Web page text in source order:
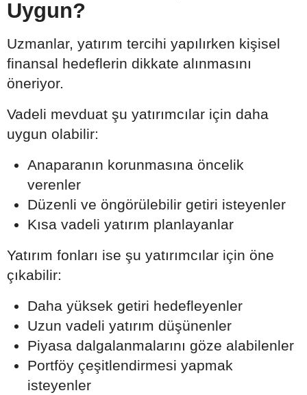
Uygun?
Uzmanlar, yatırım tercihi yapılırken kişisel
finansal hedeflerin dikkate alınmasını
öneriyor.
Vadeli mevduat şu yatırımcılar için daha
uygun olabilir:
Anaparanın korunmasına öncelik
verenler
Düzenli ve öngörülebilir getiri isteyenler
Kısa vadeli yatırım planlayanlar
Yatırım fonları ise şu yatırımcılar için öne
çıkabilir:
Daha yüksek getiri hedefleyenler
Uzun vadeli yatırım düşünenler
Piyasa dalgalanmalarını göze alabilenler
Portföy çeşitlendirmesi yapmak
isteyenler